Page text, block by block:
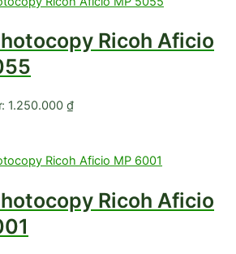
Ricoh Aficio
1.250.000₫
Ricoh Aficio